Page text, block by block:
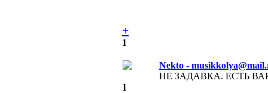
+
1
Nekto -
НЕ ЗАДАВКА. ЕСТЬ
1